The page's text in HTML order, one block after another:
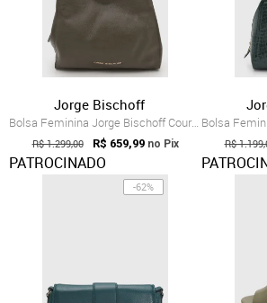
Jorge Bischoff
Bolsa Feminina Jorge Bischoff Couro Verde
R$ 1.299,00 R$ 659,99 no Pix
PATROCINADO
R$
-62%